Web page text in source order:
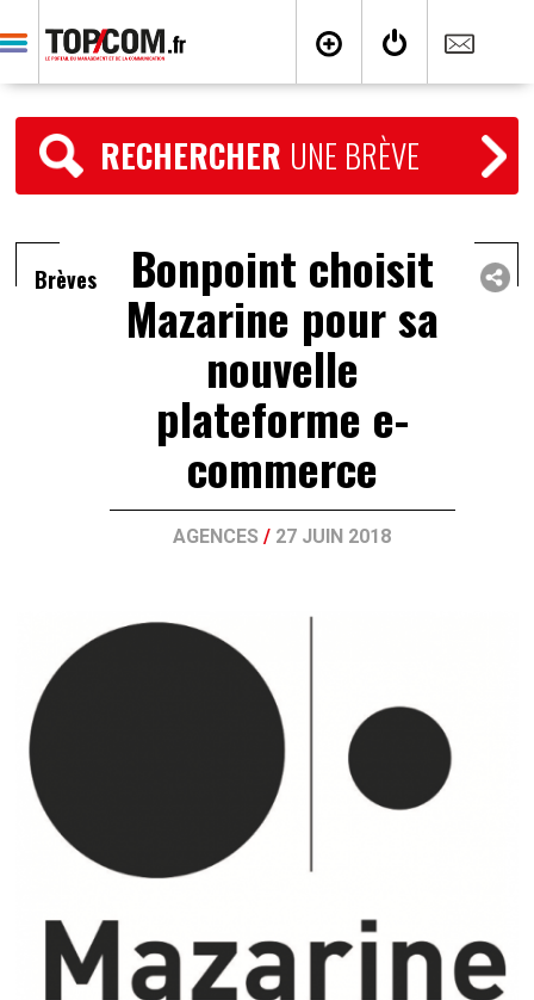
RECHERCHER UNE BRÈVE
Brèves Bonpoint choisit
Mazarine pour sa
nouvelle
plateforme e-
commerce
AGENCES / 27 JUIN 2018